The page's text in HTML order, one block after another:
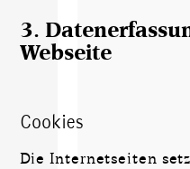
3.
Webseite
Cookies
Die Internetseiten